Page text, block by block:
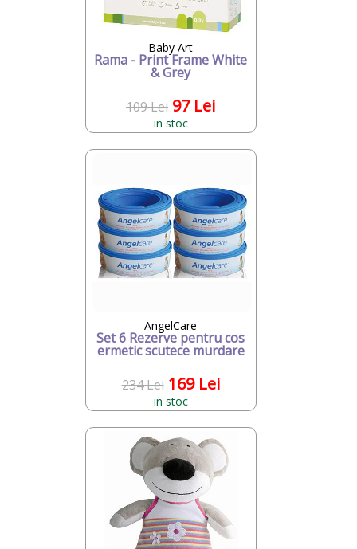
Baby Art
Rama - Print Frame White
& Grey
109 Lei 97 Lei
in stoc
AngelCare
Set 6 Rezerve pentru cos
ermetic scutece murdare
234 Lei 169 Lei
in stoc